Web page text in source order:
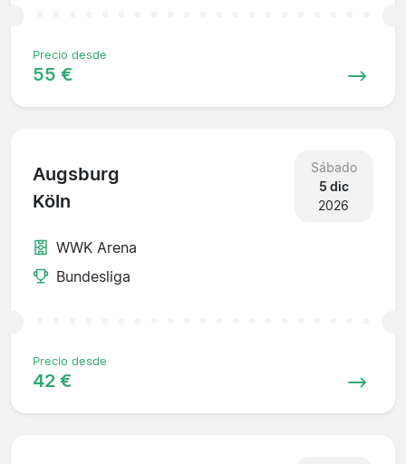
Precio desde
55 €
Augsburg
Köln
Sábado
5 dic
2026
WWK Arena
Bundesliga
Precio desde
42 €